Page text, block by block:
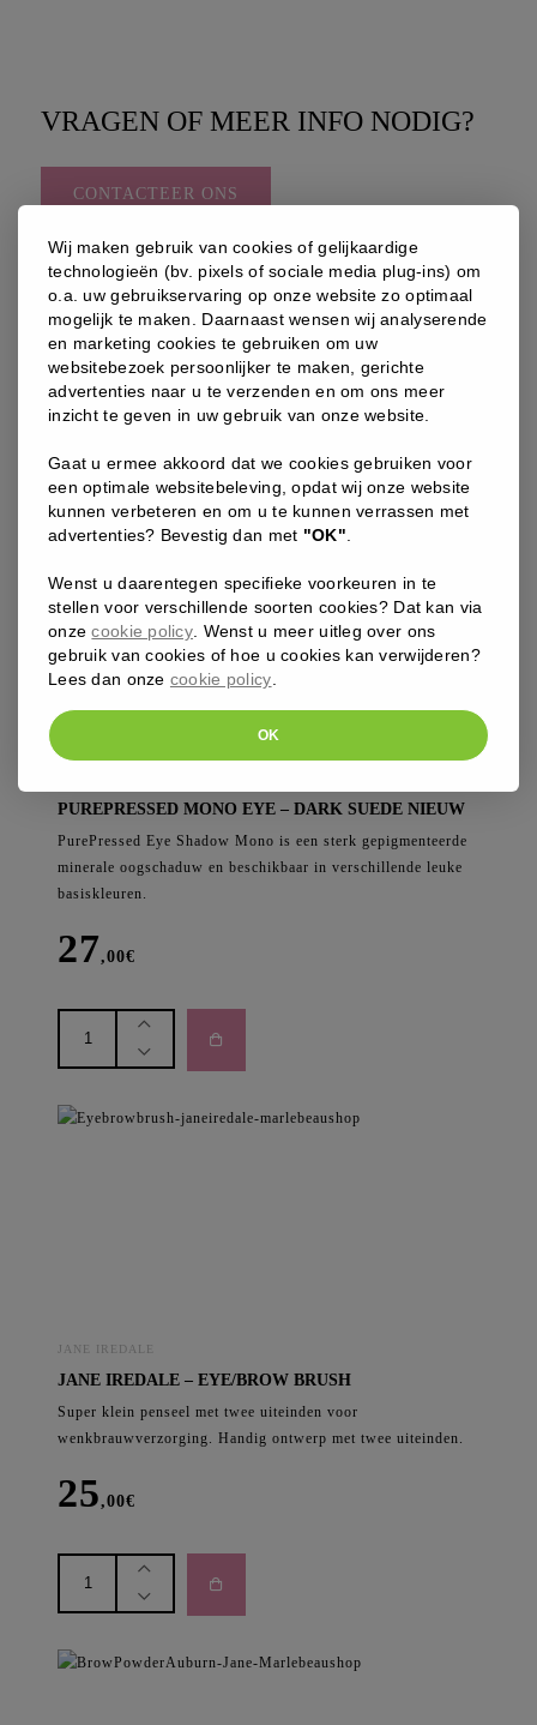
VRAGEN OF MEER INFO NODIG?
CONTACTEER ONS
KLANTEN DIE DIT KOCHTEN,
PUREPRESSED MONO EYE – DARK SUEDE NIEUW
PurePressed Eye Shadow Monois een sterk gepigmenteerde
minerale oogschaduw en beschikbaar in verschillende leuke
basiskleuren.
27,00€
PurePressed
Mono
Eye
Dark
JANE IREDALE
JANE IREDALE – EYE/BROW BRUSH
Super klein penseel met twee uiteinden voor
wenkbrauwverzorging. Handig ontwerp met twee uiteinden.
25,00€
Iredale
-
Brush
Wij maken gebruik van cookies of gelijkaardige
technologieën (bv. pixels of sociale media plug-ins) om
o.a. uw gebruikservaring op onze website zo optimaal
mogelijk te maken. Daarnaast wensen wij analyserende
en marketing cookies te gebruiken om uw
websitebezoek persoonlijker te maken, gerichte
advertenties naar u te verzenden en om ons meer
inzicht te geven in uw gebruik van onze website.
Gaat u ermee akkoord dat we cookies gebruiken voor
een optimale websitebeleving, opdat wij onze website
kunnen verbeteren en om u te kunnen verrassen met
advertenties? Bevestig dan met "OK"
Wenst u daarentegen specifieke voorkeuren in te
stellen voor verschillende soorten cookies? Dat kan via
onzecookie policy . Wenst u meer uitleg over ons
gebruik van cookies of hoe u cookies kan verwijderen?
Lees dan onze cookie policy
OK